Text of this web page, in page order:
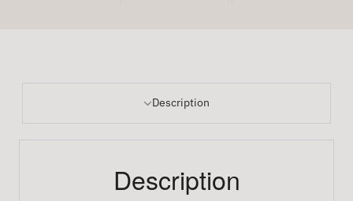
Description
Description